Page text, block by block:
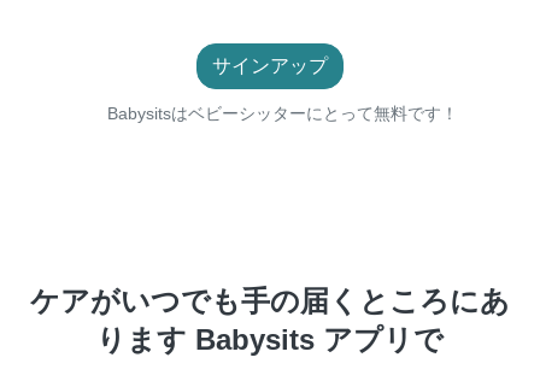
サインアップ
Babysitsはベビーシッターにとって無料です！
ケアがいつでも手の届くところにあ
ります Babysits アプリで